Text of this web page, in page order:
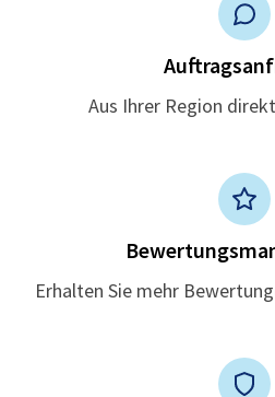
Aus Ihrer Region
Erhalten Sie mehr